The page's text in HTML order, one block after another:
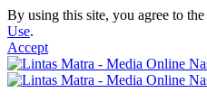
By using this site, you agree to the
Use.
Accept